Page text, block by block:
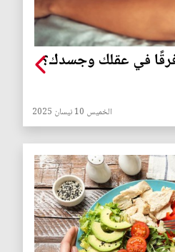
في عقلك وجسدك؟
الخميس 10 نيسان 2025